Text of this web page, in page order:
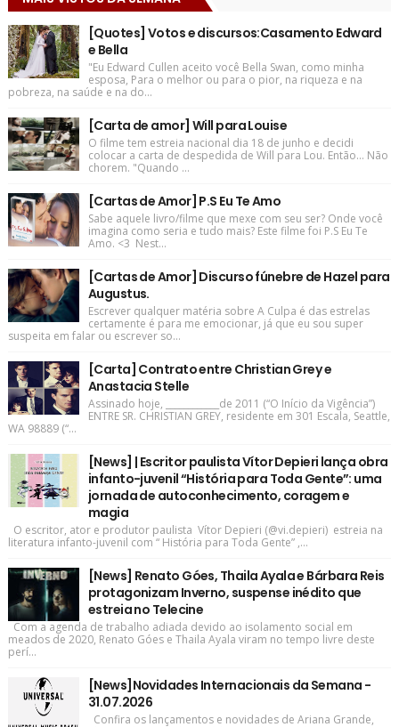
[Quotes] Votos e discursos:Casamento Edward
e Bella
"Eu Edward Cullen aceito você Bella Swan, como minha
esposa, Para o melhor ou para o pior, na riqueza e na
pobreza, na saúde e na do...
[Carta de amor] Will para Louise
O filme tem estreia nacional dia 18 de junho e decidi
colocar a carta de despedida de Will para Lou. Então... Não
chorem. "Quando ...
[Cartas de Amor] P.S Eu Te Amo
Sabe aquele livro/filme que mexe com seu ser? Onde você
imagina como seria e tudo mais? Este filme foi P.S Eu Te
Amo. <3 Nest...
[Cartas de Amor] Discurso fúnebre de Hazel para
Augustus.
Escrever qualquer matéria sobre A Culpa é das estrelas
certamente é para me emocionar, já que eu sou super
suspeita em falar ou escrever so...
[Carta] Contrato entre Christian Grey e
Anastacia Stelle
Assinado hoje, ____________de 2011 (“O Início da Vigência”)
ENTRE SR. CHRISTIAN GREY, residente em 301 Escala, Seattle,
WA 98889 (“...
[News] | Escritor paulista Vítor Depieri lança obra
infanto-juvenil “História para Toda Gente”: uma
jornada de autoconhecimento, coragem e
magia
O escritor, ator e produtor paulista Vítor Depieri (@vi.depieri) estreia na
literatura infanto-juvenil com “ História para Toda Gente” ,...
[News] Renato Góes, Thaila Ayala e Bárbara Reis
protagonizam Inverno, suspense inédito que
estreia no Telecine
Com a agenda de trabalho adiada devido ao isolamento social em
meados de 2020, Renato Góes e Thaila Ayala viram no tempo livre deste
perí...
[News]Novidades Internacionais da Semana -
31.07.2026
Confira os lançamentos e novidades de Ariana Grande,